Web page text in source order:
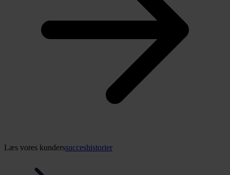
Læs vores kunderssucceshistorier